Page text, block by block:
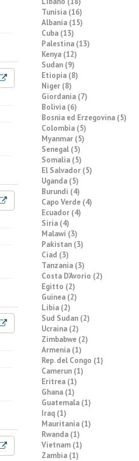
Tunisia (16)
Albania (15)
Cuba (13)
Palestina (13)
Kenya (12)
Sudan (9)
Etiopia (8)
Niger (8)
Giordania (7)
Bolivia (6)
Bosnia ed Erzegovina (5)
Colombia (5)
Myanmar (5)
Senegal (5)
Somalia (5)
El Salvador (5)
Uganda (5)
Burundi (4)
Capo Verde (4)
Ecuador (4)
Siria (4)
Malawi (3)
Pakistan (3)
Ciad (3)
Tanzania (3)
Costa D'Avorio (2)
Egitto (2)
Guinea (2)
Libia (2)
Sud Sudan (2)
Ucraina (2)
Zimbabwe (2)
Armenia (1)
Rep. del Congo (1)
Camerun (1)
Eritrea (1)
Ghana (1)
Guatemala (1)
Iraq (1)
Mauritania (1)
Rwanda (1)
Vietnam (1)
Zambia (1)